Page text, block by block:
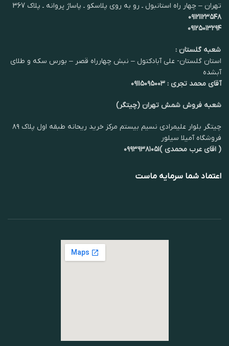
تهران – چهار راه استانبول ـ رو به روی پلاسکو ـ پاساژ پروانه ـ پلاک 367
۰۹۱۲۱۱۲۳۵۴۸
۰۹۱۲۵۰۱۳۲۹۴
شعبه گلستان :
استان گلستان- علی آبادکتول – نبش چهارراه قصر – بورس سکه و طلای
آبشده
آقای محمد تجری : ۰۹۱۱۵۰۹۵۰۰۳
شعبه فروش شمش تهران (چیتگر)
چیتگر بلوار علیمرادی نسیم بیستم مرکز خرید ریحانه طبقه اول پلاک ۸۹
فروشگاه آمیلا سیلور
( اقای عرب محمدی )۰۹۹۳۹۳۸۱۰۵۱
اعتماد شما سرمایه ماست